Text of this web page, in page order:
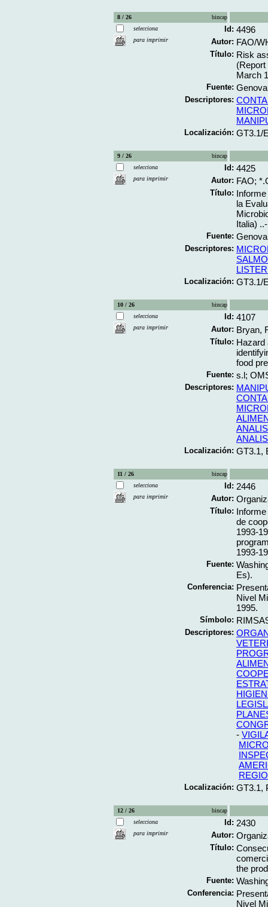
8 / 26
bincap
selecciona
para imprimir
Id: 4496
Autor: FAO/
Título: Risk
March
Fuente:
Descriptores:
Localización: GT3.1/
9 / 26
bincap
selecciona
para imprimir
Id: 4425
Autor: FAO;
Título:
la
Italia) ..-
Fuente:
Descriptores:
Localización: GT3.1/
10 / 26
bincap
selecciona
para imprimir
Id: 4107
Autor: Bryan,
Título: Hazard
food
Fuente: s.l;
Descriptores:
Localización: GT3.1,
11 / 26
bincap
selecciona
para imprimir
Id: 2446
Autor:
Título:
de
1993-
1993-
Fuente:
Es).
Conferencia:
Nivel
1995.
Símbolo:
Descriptores:
-
Localización: GT3.1,
12 / 26
bincap
selecciona
para imprimir
Id: 2430
Autor:
Título:
the
Fuente:
Conferencia:
Nivel